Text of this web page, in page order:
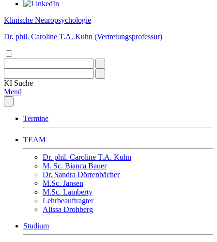
Klinische Neuropsychologie
Dr. phil. Caroline T.A. Kuhn (Vertretungsprofessur)
KI Suche
Menü
Termine
TEAM
Dr. phil. Caroline T.A. Kuhn
M. Sc. Bianca Bauer
Dr. Sandra Dörrenbächer
M.Sc. Jansen
M.Sc. Lamberty
Lehrbeauftragter
Alissa Drohberg
Studium